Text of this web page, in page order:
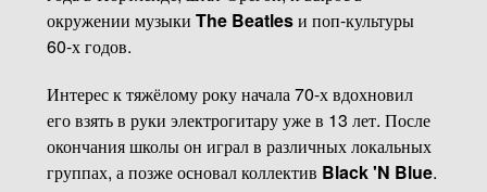
окружении музыки The Beatlesи поп-культуры
60-х годов.
Интерес к тяжёлому року начала 70-х вдохновил
его взять в руки электрогитару уже в 13 лет. После
окончания школы он играл в различных локальных
группах, а позже основал коллектив Black 'N Blue.